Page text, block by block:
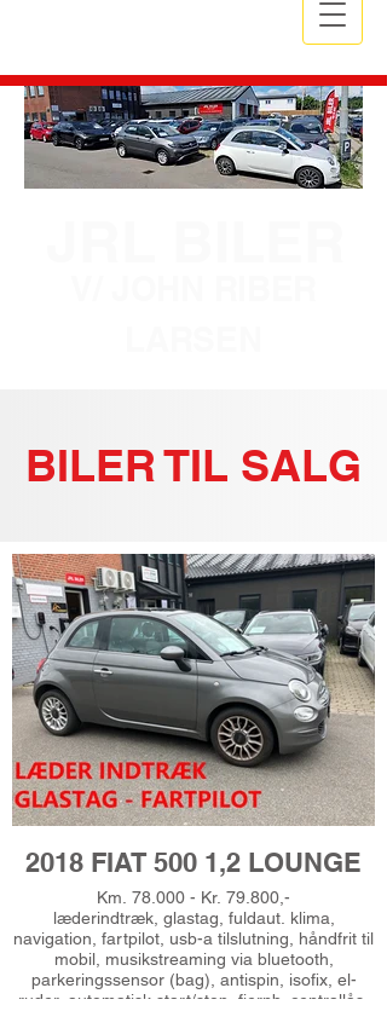
BILER TIL SALG
2018 FIAT 500 1,2 LOUNGE
Km. 78.000 - Kr. 79.800,-
læderindtræk, glastag, fuldaut. klima,
navigation, fartpilot, usb-a tilslutning, håndfrit til
mobil, musikstreaming via bluetooth,
parkeringssensor (bag), antispin, isofix, el-
ruder, automatisk start/stop, fjernb. centrallås,